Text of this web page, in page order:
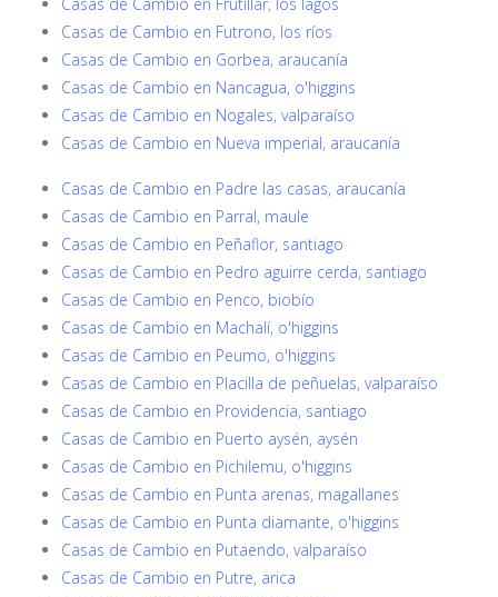
Casas de Cambio en Futrono, los ríos
Casas de Cambio en Gorbea, araucanía
Casas de Cambio en Nancagua, o'higgins
Casas de Cambio en Nogales, valparaíso
Casas de Cambio en Nueva imperial, araucanía
Casas de Cambio en Padre las casas, araucanía
Casas de Cambio en Parral, maule
Casas de Cambio en Peñaflor, santiago
Casas de Cambio en Pedro aguirre cerda, santiago
Casas de Cambio en Penco, biobío
Casas de Cambio en Machalí, o'higgins
Casas de Cambio en Peumo, o'higgins
Casas de Cambio en Placilla de peñuelas, valparaíso
Casas de Cambio en Providencia, santiago
Casas de Cambio en Puerto aysén, aysén
Casas de Cambio en Pichilemu, o'higgins
Casas de Cambio en Punta arenas, magallanes
Casas de Cambio en Punta diamante, o'higgins
Casas de Cambio en Putaendo, valparaíso
Casas de Cambio en Putre, arica